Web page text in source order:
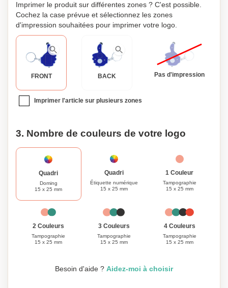
Imprimer le produit sur différentes zones ? C'est possible.
Cochez la case prévue et sélectionnez les zones
d'impression souhaitées pour imprimer votre logo.
FRONT BACK Pas d'impression
Imprimer l'article sur plusieurs zones
3. Nombre de couleurs de votre logo
Quadri
Doming
15 x 25 mm
Quadri
Étiquette numérique
15 x 25 mm
1 Couleur
Tampographie
15 x 25 mm
2 Couleurs
Tampographie
15 x 25 mm
3 Couleurs
Tampographie
15 x 25 mm
4 Couleurs
Tampographie
15 x 25 mm
Besoin d'aide ? Aidez-moi à choisir